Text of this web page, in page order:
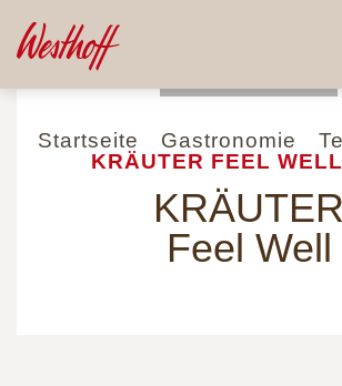
zum
Startseite Gastronomie
KRÄUTER FEEL
KRÄUTER
Feel Well